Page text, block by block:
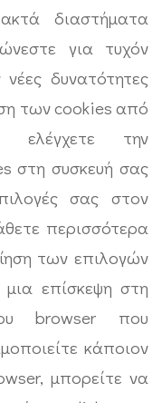
διαστήματα
για τυχόν
δυνατότητες
των cookies από
την
στη συσκευή σας
σας στον
περισσότερα
των επιλογών
επίσκεψη στη
browser που
κάποιον
μπορείτε να